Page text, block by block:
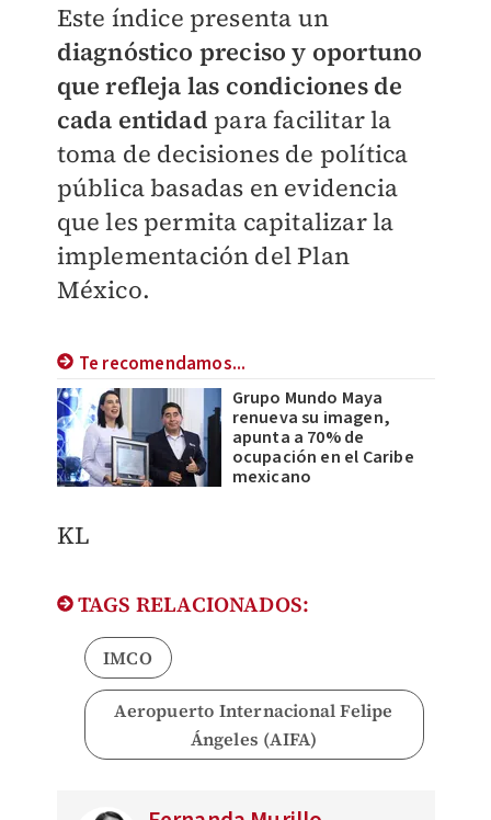
Este índice presenta un
diagnóstico preciso y oportuno
que refleja las condiciones de
cada entidad para facilitar la
toma de decisiones de política
pública basadas en evidencia
que les permita capitalizar la
implementación del Plan
México.
Te recomendamos...
Grupo Mundo Maya
renueva su imagen,
apunta a 70% de
ocupación en el Caribe
mexicano
KL
TAGS RELACIONADOS:
IMCO
Aeropuerto Internacional Felipe
Ángeles (AIFA)